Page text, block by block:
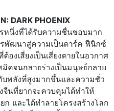
DARK PHOENIX
รหนึ่งที่ได้รับความชื่นชอบมาก
พัฒนาสู่ความเป็นดาร์ค ฟีนิกซ์
งเสี่ยงเป็นเสี่ยงตายในอวกาศ
คจนกลายร่างเป็นมนุษย์กลาย
พลังที่สูงมากขึ้นและความชั่ว
จีนที่ยากจะควบคุมได้ทำให้
ก และได้ทำลายโครงสร้างโลก